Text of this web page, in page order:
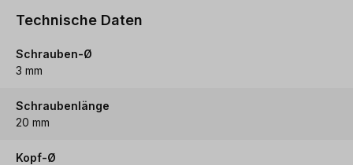
Technische Daten
Schrauben-Ø
3 mm
Schraubenlänge
20 mm
Kopf-Ø